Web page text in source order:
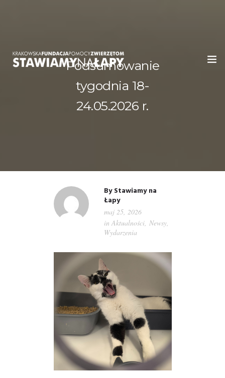
PRZYJACIELE
Podsumowanie
tygodnia 18-
24.05.2026 r.
ByStawiamy na
Łapy
maj 25, 2026
in Aktualności, Newsy,
Wydarzenia